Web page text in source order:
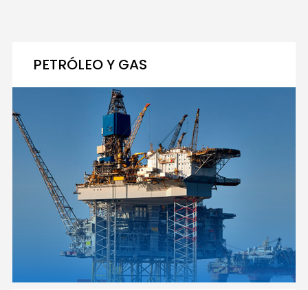
PETRÓLEO Y GAS